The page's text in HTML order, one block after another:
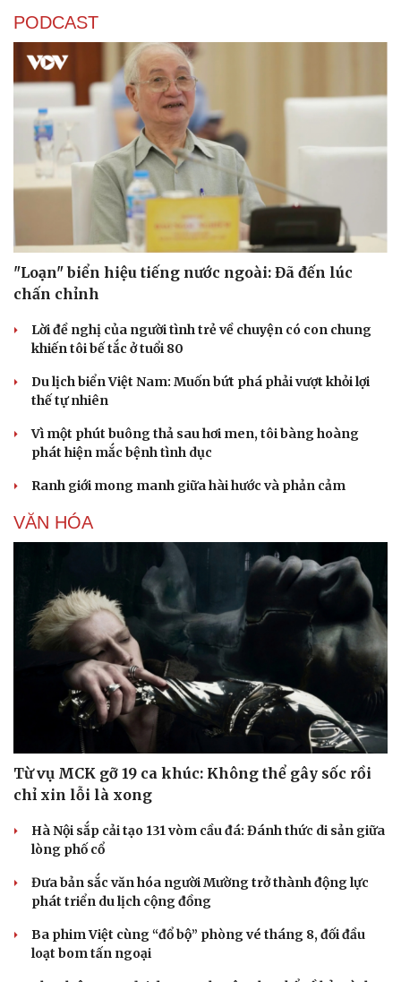
Doanh nghiệp
Doanh nghiệp 24h
Doanh nhân
Vì cộng đồng
Tin Công nghệ
Chuyển đổi số
PODCAST
"Loạn" biển hiệu tiếng nước ngoài: Đã đến lúc
chấn chỉnh
Lời đề nghị của người tình trẻ về chuyện có con chung
khiến tôi bế tắc ở tuổi 80
Du lịch biển Việt Nam: Muốn bứt phá phải vượt khỏi lợi
thế tự nhiên
Vì một phút buông thả sau hơi men, tôi bàng hoàng
phát hiện mắc bệnh tình dục
Ranh giới mong manh giữa hài hước và phản cảm
VĂN HÓA
Từ vụ MCK gỡ 19 ca khúc: Không thể gây sốc rồi
chỉ xin lỗi là xong
Hà Nội sắp cải tạo 131 vòm cầu đá: Đánh thức di sản giữa
lòng phố cổ
Đưa bản sắc văn hóa người Mường trở thành động lực
phát triển du lịch cộng đồng
Ba phim Việt cùng “đổ bộ” phòng vé tháng 8, đối đầu
loạt bom tấn ngoại